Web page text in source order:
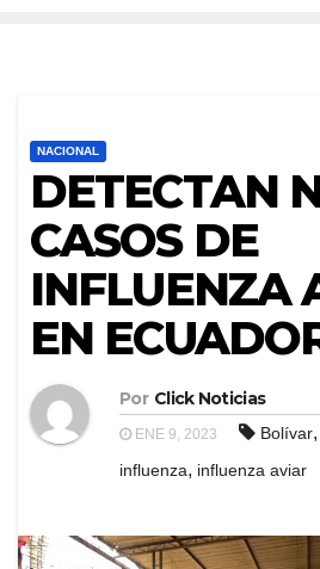
NACIONAL
DETECTAN
CASOS DE
INFLUENZA
EN
Por Click Noticias
ENE 9, 2023 Bolívar,
influenza, influenza aviar